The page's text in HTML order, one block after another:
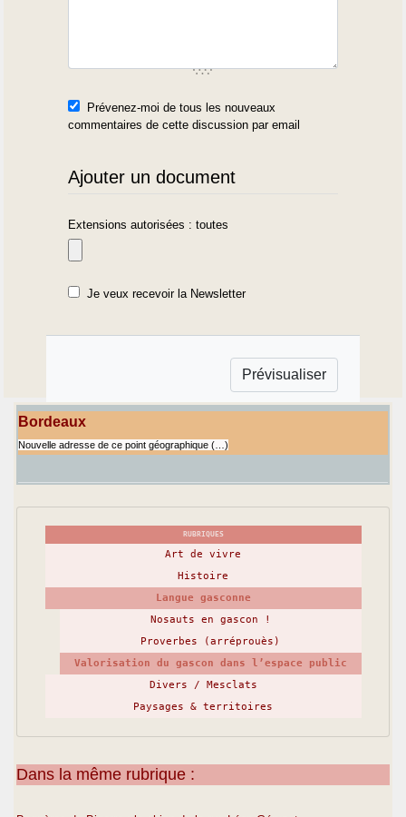
Prévenez-moi de tous les nouveaux
commentaires de cette discussion par email
Ajouter un document
Extensions autorisées : toutes
Je veux recevoir la Newsletter
Bordeaux
Nouvelle adresse de ce point géographique (…)
RUBRIQUES
Art de vivre
Histoire
Langue gasconne
Nosauts en gascon !
Proverbes (arréprouès)
Valorisation du gascon dans l’espace public
Divers / Mesclats
Paysages & territoires
Dans la même rubrique :